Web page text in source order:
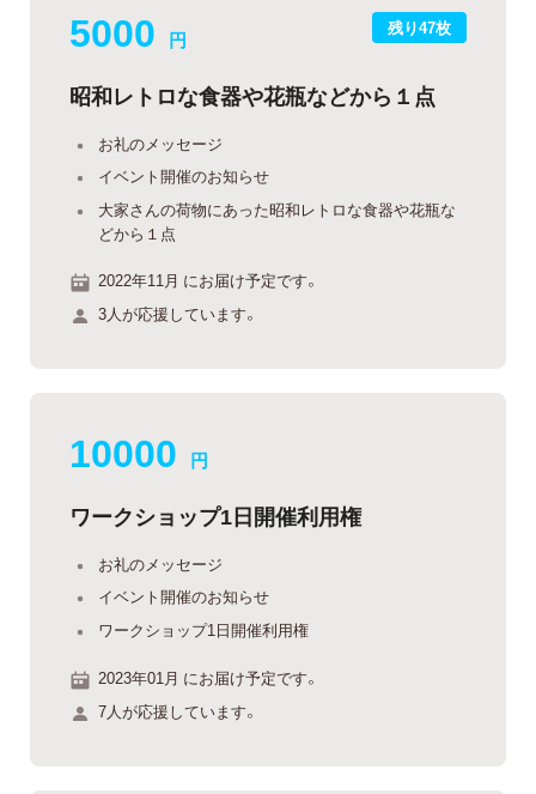
残り47枚
5000 円
昭和レトロな食器や花瓶などから１点
お礼のメッセージ
イベント開催のお知らせ
大家さんの荷物にあった昭和レトロな食器や花瓶な
どから１点
2022年11月 にお届け予定です。
3人が応援しています。
10000 円
ワークショップ1日開催利用権
お礼のメッセージ
イベント開催のお知らせ
ワークショップ1日開催利用権
2023年01月 にお届け予定です。
7人が応援しています。